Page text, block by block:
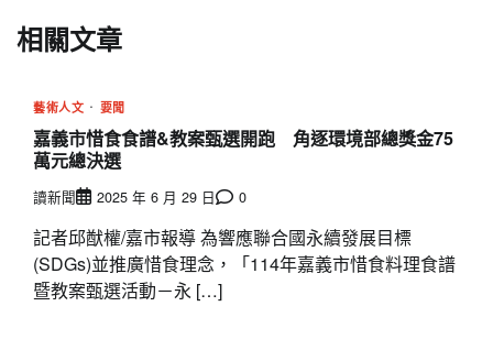
相關文章
藝術人文 要聞
嘉義市惜食食譜&教案甄選開跑 角逐環境部總獎金75
萬元總決選
讀新聞 2025 年 6 月 29 日 0
記者邱猷權/嘉市報導 為響應聯合國永續發展目標
(SDGs)並推廣惜食理念，「114年嘉義市惜食料理食譜
暨教案甄選活動－永 […]